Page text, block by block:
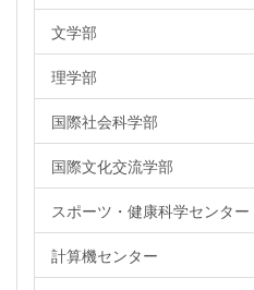
文学部
理学部
国際社会科学部
国際文化交流学部
スポーツ・健康科学センター
計算機センター